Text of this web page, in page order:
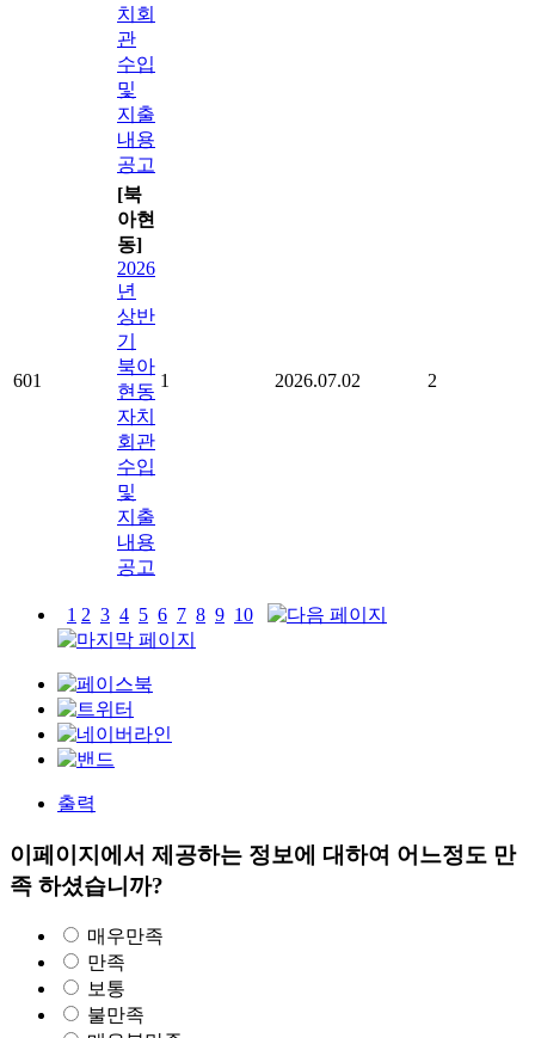
치회
관
수입
및
지출
내용
공고
601
[북
아현
동]
2026
년
상반
기
북아
현동
자치
회관
수입
및
지출
내용
공고
1 2026.07.02 2
1 2 3 4 5 6 7 8 9 10
출력
이페이지에서 제공하는 정보에 대하여 어느정도 만
족 하셨습니까?
매우만족
만족
보통
불만족